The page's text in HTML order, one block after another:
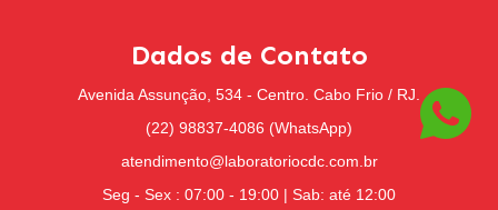
Dados de Contato
Avenida Assunção, 534 - Centro. Cabo Frio / RJ.
(22) 98837-4086 (WhatsApp)
atendimento@laboratoriocdc.com.br
Seg - Sex : 07:00 - 19:00 | Sab: até 12:00